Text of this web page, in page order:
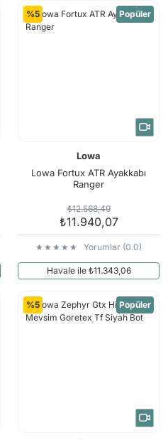
%5 Popüler
Lowa
Lowa Fortux ATR Ayakkabı
Ranger
₺12.568,49
₺11.940,07
Yorumlar (0.0)
Havale ile ₺11.343,06
%5 Popüler